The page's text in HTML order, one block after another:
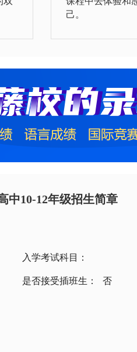
己。
中10-12年级招生简章
入学考试科目：
是否接受插班生： 否